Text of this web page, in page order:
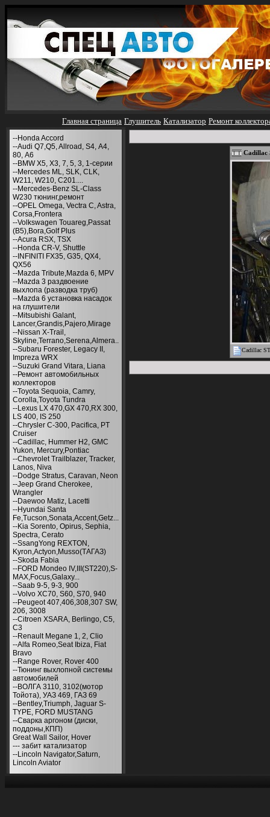
Главная страница Глушитель Катализатор Ремонт
--Honda Accord
--Audi Q7,Q5, Allroad, S4, А4,
80, A6
--BMW X5, X3, 7, 5, 3, 1-серии
--Mercedes ML, SLK, CLK,
W211, W210, С201....
--Mercedes-Benz SL-Class
W230 тюнинг,ремонт
--OPEL Omega, Vectra C, Astra,
Corsa,Frontera
--Volkswagen Touareg,Passat
(B5),Bora,Golf Plus
--Acura RSX, TSX
--Honda CR-V, Shuttle
--INFINITI FX35, G35, QX4,
QX56
--Mazda Tribute,Mazda 6, MPV
--Mazda 3 раздвоение
выхлопа (разводка труб)
--Mazda 6 установка насадок
на глушители
--Mitsubishi Galant,
Lancer,Grandis,Pajero,Mirage
--Nissan X-Trail,
Skyline,Terrano,Serena,Almera..
--Subaru Forester, Legacy II,
Impreza WRX
--Suzuki Grand Vitara, Liana
--Ремонт автомобильных
коллекторов
--Toyota Sequoia, Camry,
Corolla,Toyota Tundra
--Lexus LX 470,GX 470,RX 300,
LS 400, IS 250
--Chrysler С-300, Pacifica, PT
Cruiser
--Cadillac, Hummer H2, GMC
Yukon, Mercury,Pontiac
--Chevrolet Trailblazer, Tracker,
Lanos, Niva
--Dodge Stratus, Caravan, Neon
--Jeep Grand Cherokee,
Wrangler
--Daewoo Matiz, Lacetti
--Hyundai Santa
Fe,Tucson,Sonata,Accent,Getz...
--Kia Sorento, Opirus, Sephia,
Spectra, Cerato
--SsangYong REXTON,
Kyron,Actyon,Musso(ТАГАЗ)
--Skoda Fabia
--FORD Mondeo IV,III(ST220),S-
MAX,Focus,Galaxy...
--Saab 9-5, 9-3, 900
--Volvo XC70, S60, S70, 940
--Peugeot 407,406,308,307 SW,
206, 3008
--Citroen XSARA, Berlingo, С5,
С3
--Renault Megane 1, 2, Clio
--Alfa Romeo,Seat Ibiza, Fiat
Bravo
--Range Rover, Rover 400
--Тюнинг выхлопной системы
автомобилей
--ВОЛГА 3110, 3102(мотор
Тойота), УАЗ 469, ГАЗ 69
--Bentley,Triumph, Jaguar S-
TYPE, FORD MUSTANG
--Сварка аргоном (диски,
поддоны,КПП)
Great Wall Sailor, Hover
--- забит катализатор
--Lincoln Navigator,Saturn,
Lincoln Aviator
Cadillac
Cadillac